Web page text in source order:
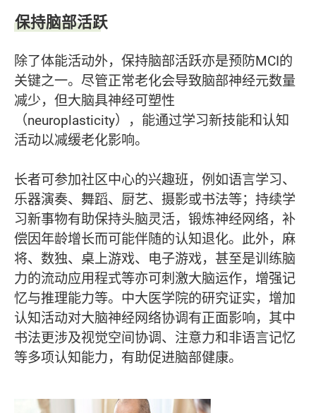
保持脑部活跃
除了体能活动外，保持脑部活跃亦是预防MCI的
关键之一。尽管正常老化会导致脑部神经元数量
减少，但大脑具神经可塑性
（neuroplasticity），能通过学习新技能和认知
活动以减缓老化影响。
长者可参加社区中心的兴趣班，例如语言学习、
乐器演奏、舞蹈、厨艺、摄影或书法等；持续学
习新事物有助保持头脑灵活，锻炼神经网络，补
偿因年龄增长而可能伴随的认知退化。此外，麻
将、数独、桌上游戏、电子游戏，甚至是训练脑
力的流动应用程式等亦可刺激大脑运作，增强记
忆与推理能力等。中大医学院的研究证实，增加
认知活动对大脑神经网络协调有正面影响，其中
书法更涉及视觉空间协调、注意力和非语言记忆
等多项认知能力，有助促进脑部健康。